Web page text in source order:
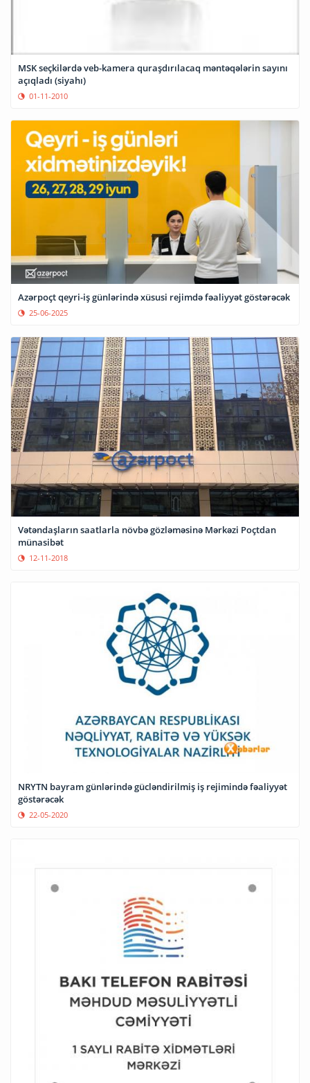
MSK seçkilərdə veb-kamera quraşdırılacaq məntəqələrin sayını
açıqladı (siyahı)
01-11-2010
Azərpoçt qeyri-iş günlərində xüsusi rejimdə fəaliyyət göstərəcək
25-06-2025
Vətəndaşların saatlarla növbə gözləməsinə Mərkəzi Poçtdan
münasibət
12-11-2018
NRYTN bayram günlərində gücləndirilmiş iş rejimində fəaliyyət
göstərəcək
22-05-2020